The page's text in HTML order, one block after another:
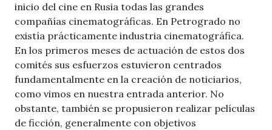
inicio del cine en Rusia todas las grandes
compañías cinematográficas. En Petrogrado no
existía prácticamente industria cinematográfica.
En los primeros meses de actuación de estos dos
comités sus esfuerzos estuvieron centrados
fundamentalmente en la creación de noticiarios,
como vimos en nuestra entrada anterior. No
obstante, también se propusieron realizar películas
de ficción, generalmente con objetivos